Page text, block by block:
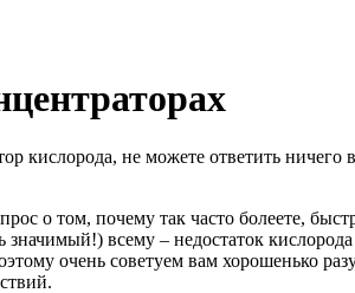
кислорода, не можете ответить
о том, почему так часто болеете,
значимый!) всему – недостаток
очень советуем вам хорошенько